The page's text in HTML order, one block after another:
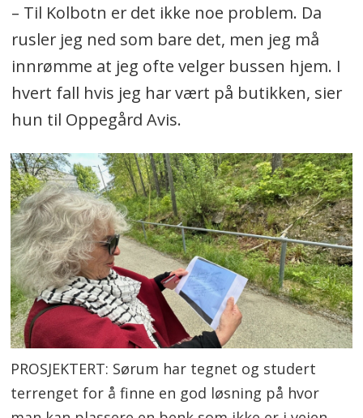
– Til Kolbotn er det ikke noe problem. Da
rusler jeg ned som bare det, men jeg må
innrømme at jeg ofte velger bussen hjem. I
hvert fall hvis jeg har vært på butikken, sier
hun til Oppegård Avis.
PROSJEKTERT: Sørum har tegnet og studert
terrenget for å finne en god løsning på hvor